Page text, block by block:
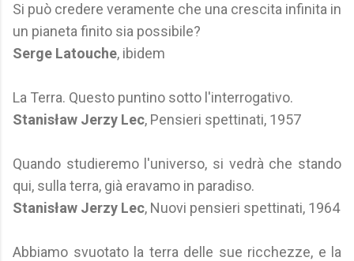
Si può credere veramente che una crescita infinita in
un pianeta finito sia possibile?
Serge Latouche, ibidem
La Terra. Questo puntino sotto l'interrogativo.
Stanisław Jerzy Lec, Pensieri spettinati, 1957
Quando studieremo l'universo, si vedrà che stando
qui, sulla terra, già eravamo in paradiso.
Stanisław Jerzy Lec, Nuovi pensieri spettinati, 1964
Abbiamo svuotato la terra delle sue ricchezze, e la